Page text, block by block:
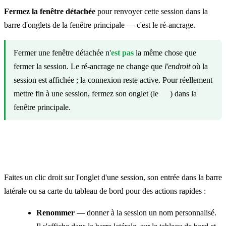
Fermez la fenêtre détachée pour renvoyer cette session dans la
barre d'onglets de la fenêtre principale — c'est le ré-ancrage.
Fermer une fenêtre détachée n'est pas la même chose que
fermer la session. Le ré-ancrage ne change que l'endroitoù la
session est affichée ; la connexion reste active. Pour réellement
mettre fin à une session, fermez son onglet (le
) dans la
fenêtre principale.
Faites un clic droit sur l'onglet d'une session, son entrée dans la barre
latérale ou sa carte du tableau de bord pour des actions rapides :
Renommer — donner à la session un nom personnalisé.